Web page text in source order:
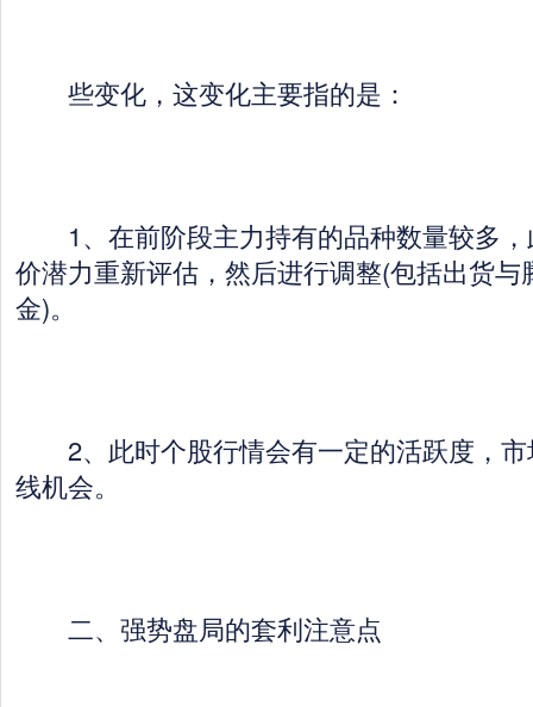
些变化，这变化主要指的是：
1、在前阶段主力持有的品种数量较多，
价潜力重新评估，然后进行调整(包括出货
金)。
2、此时个股行情会有一定的活跃度，市
线机会。
二、强势盘局的套利注意点